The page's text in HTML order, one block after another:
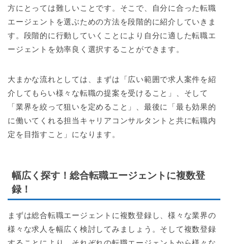
方にとっては難しいことです。そこで、自分に合った転職
エージェントを選ぶための方法を段階的に紹介していきま
す。段階的に行動していくことにより自分に適した転職エ
ージェントを効率良く選択することができます。
大まかな流れとしては、まずは「広い範囲で求人案件を紹
介してもらい様々な転職の提案を受けること」、そして
「業界を絞って狙いを定めること」、最後に「最も効果的
に働いてくれる担当キャリアコンサルタントと共に転職内
定を目指すこと」になります。
幅広く探す！総合転職エージェントに複数登
録！
まずは総合転職エージェントに複数登録し、様々な業界の
様々な求人を幅広く検討してみましょう。そして複数登録